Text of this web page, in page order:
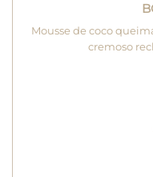
Mousse de coco
cremoso